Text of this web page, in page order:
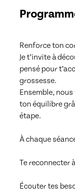
Renforce ton
Je t’invite à
pensé pour
grossesse.
Ensemble,
ton équilibre
étape.
À chaque
Te reconnecter
Écouter tes